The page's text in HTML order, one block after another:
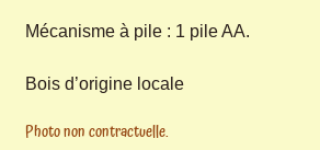
Mécanisme à pile : 1 pile AA.
Bois d’origine locale
Photo non contractuelle.